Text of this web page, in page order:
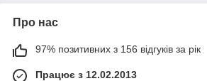
Про нас
97% позитивних з 156 відгуків за рік
Працює з 12.02.2013